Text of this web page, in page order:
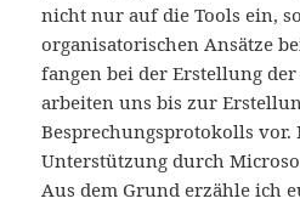
nicht nur auf die Tools ein,
organisatorischen Ansätze
fangen bei der Erstellung
arbeiten uns bis zur
Besprechungsprotokolls
Unterstützung durch
Aus dem Grund erzähle ich